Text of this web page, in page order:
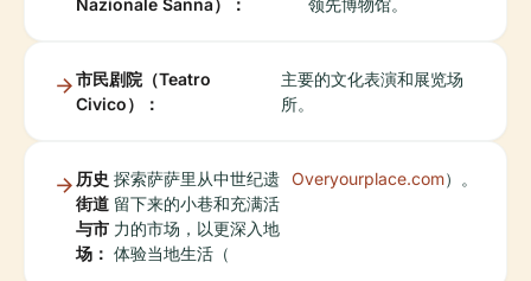
Nazionale Sanna）：
领先博物馆。
市民剧院（Teatro
Civico）：
主要的文化表演和展览场
所。
历史
街道
与市
场：
探索萨萨里从中世纪遗
留下来的小巷和充满活
力的市场，以更深入地
体验当地生活（
Overyourplace.com）。